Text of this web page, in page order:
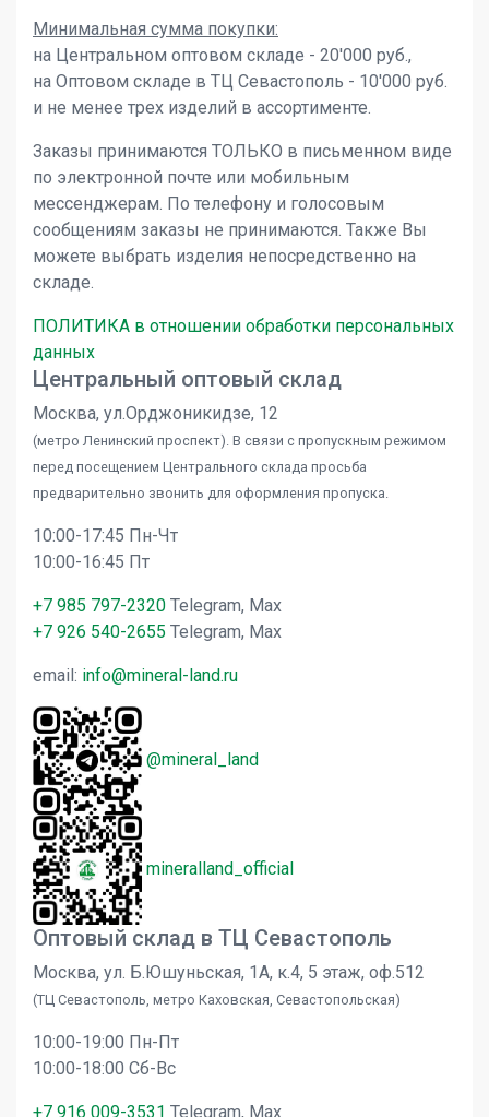
Минимальная сумма покупки:
на Центральном оптовом складе - 20'000 руб.,
на Оптовом складе в ТЦ Севастополь - 10'000 руб.
и не менее трех изделий в ассортименте.
Заказы принимаются ТОЛЬКО в письменном виде
по электронной почте или мобильным
мессенджерам. По телефону и голосовым
сообщениям заказы не принимаются. Также Вы
можете выбрать изделия непосредственно на
складе.
ПОЛИТИКА в отношении обработки персональных
данных
Центральный оптовый склад
Москва, ул.Орджоникидзе, 12
(метро Ленинский проспект). В связи с пропускным режимом
перед посещением Центрального склада просьба
предварительно звонить для оформления пропуска.
10:00-17:45 Пн-Чт
10:00-16:45 Пт
+7 985 797-2320 Telegram, Max
+7 926 540-2655 Telegram, Max
email: info@mineral-land.ru
@mineral_land
mineralland_official
Оптовый склад в ТЦ Севастополь
Москва, ул. Б.Юшуньская, 1А, к.4, 5 этаж, оф.512
(ТЦ Севастополь, метро Каховская, Севастопольская)
10:00-19:00 Пн-Пт
10:00-18:00 Сб-Вс
+7 916 009-3531 Telegram, Max